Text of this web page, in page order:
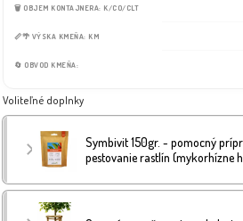
🗑️ OBJEM KONTAJNERA: K/CO/CLT
📏🌴 VÝSKA KMEŇA: KM
🔄 OBVOD KMEŇA:
Voliteľné doplnky
Symbivit 150gr. - pomocný
pestovanie rastlín (mykorhízne